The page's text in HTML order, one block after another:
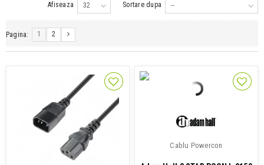
Sortare dupa --
Afiseaza 32
Pagina: 1 2
Cablu Powercon